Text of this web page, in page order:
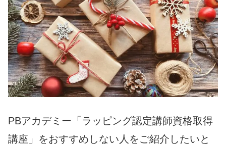
PBアカデミー「ラッピング認定講師資格取得
講座」をおすすめしない人をご紹介したいと